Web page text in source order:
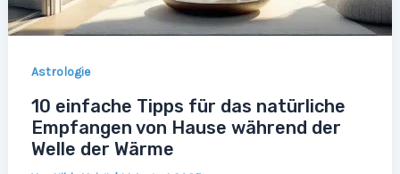
Astrologie
10 einfache Tipps für das natürliche
Empfangen von Hause während der
Welle der Wärme